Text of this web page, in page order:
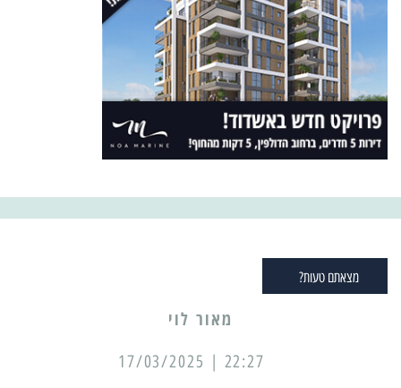
מצאתם טעות?
מאור לוי
22:27 | 17/03/2025